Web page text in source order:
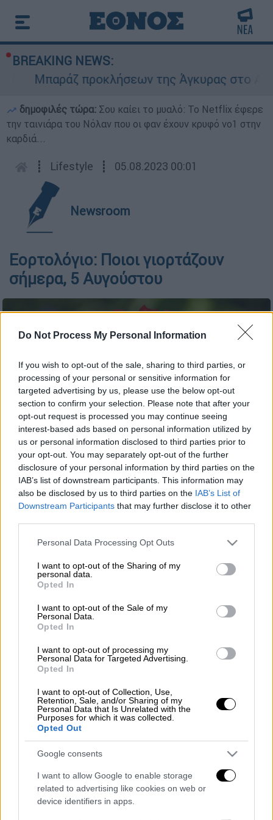
Do Not Process My Personal Information
If you wish to opt-out of the sale, sharing to third parties, or
processing of your personal or sensitive information for
targeted advertising by us, please use the below opt-out
section to confirm your selection. Please note that after your
opt-out request is processed you may continue seeing
interest-based ads based on personal information utilized by
us or personal information disclosed to third parties prior to
your opt-out. You may separately opt-out of the further
disclosure of your personal information by third parties on the
IAB’s list of downstream participants. This information may
also be disclosed by us to third parties on the IAB’s List of
Downstream Participants that may further disclose it to other
Please note that this website/app uses one or more Google
not limited to your visit or usage behaviour. You may click to
grant or deny consent to Google and its third-party tags to
use your data for below specified purposes in below Google
consent section.
Personal Data Processing Opt Outs
I want to opt-out of the Sharing of my
personal data.
Opted In
I want to opt-out of the Sale of my
Personal Data.
Opted In
I want to opt-out of processing my
Personal Data for Targeted Advertising.
Opted In
I want to opt-out of Collection, Use,
Retention, Sale, and/or Sharing of my
Personal Data that Is Unrelated with the
Purposes for which it was collected.
Opted Out
Google consents
I want to allow Google to enable storage
related to advertising like cookies on web or
device identifiers in apps.
BREAKING NEWS:
Μπαράζ προκλήσεων της Άγκυρας στο
δημοφιλές τώρα: Σου καίει το μυαλό: Το Netflix έφερε
την ταινιάρα του Νόλαν που οι φαν έχουν κρυφό νο1 στην
καρδιά...
┋ Lifestyle ┋ 05.08.2023 00:01
Newsroom
Εορτολόγιο: Ποιοι γιορτάζουν
σήμερα, 5 Αυγούστου
Τριαντάφυλλο (Pixabay)
Προσθέστε το ΕΘΝΟΣ στη Google
Αγίας Νόνναςμητρός Γρηγορίου
Αυγούστου.
Νόννα, Νόνα.
Ανατολή ήλιου
Διάρκεια ημέρας: 13 ώρες 60 λεπτά
Σελήνη
Διαβάστε ακόμη
περιορισμοί: Το Ιράν σκληραίνει τη γραμμή
στο εσωτερικό εν μέσω πολέμου
Η πρώτη δήλωση της οικογένειας της
38χρονης Βρετανίδας που δολοφονήθηκε
στην Κυψέλη